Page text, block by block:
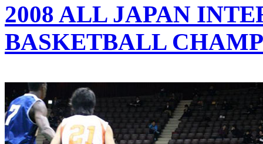
2008 ALL JAPAN
BASKETBALL